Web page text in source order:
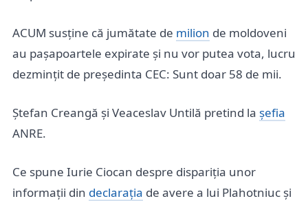
ACUM susține că jumătate de milion de moldoveni
au pașapoartele expirate și nu vor putea vota, lucru
dezmințit de președinta CEC: Sunt doar 58 de mii.
Ștefan Creangă și Veaceslav Untilă pretind la șefia
ANRE.
Ce spune Iurie Ciocan despre dispariția unor
informații din declarația de avere a lui Plahotniuc și